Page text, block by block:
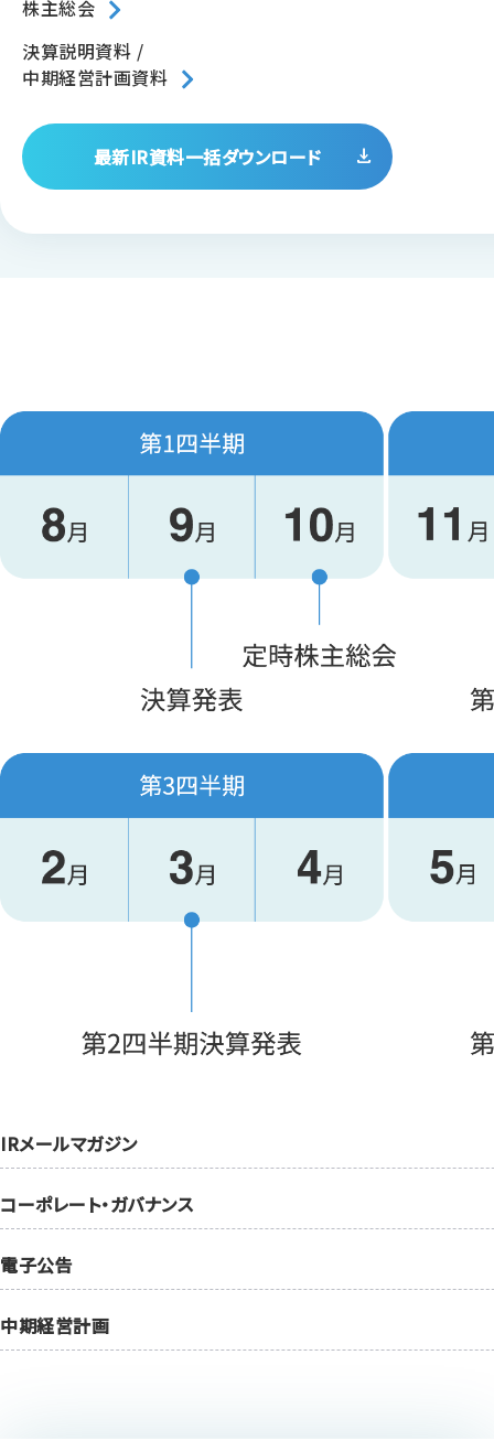
株主総会
決算説明資料 /
中期経営計画資料
最新IR資料一括ダウンロード download
IRメールマガジン
コーポレート・ガバナンス
電子公告
中期経営計画